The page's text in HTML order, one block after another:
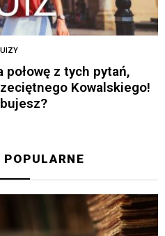
z tych pytań,
Kowalskiego!